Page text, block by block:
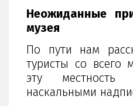
Неожиданные
музея
По пути нам
туристы со всего
эту
наскальными